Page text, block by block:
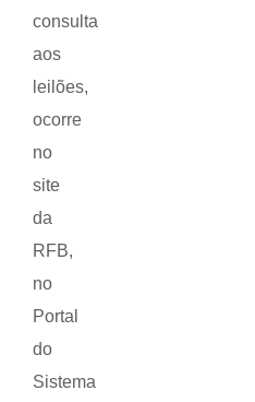
consulta
aos
leilões,
ocorre
no
site
da
RFB,
no
Portal
do
Sistema